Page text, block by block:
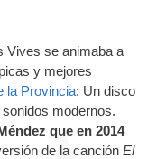
Vives se animaba a
y mejores
la Provincia: Un disco
modernos.
que en 2014
de la canción El